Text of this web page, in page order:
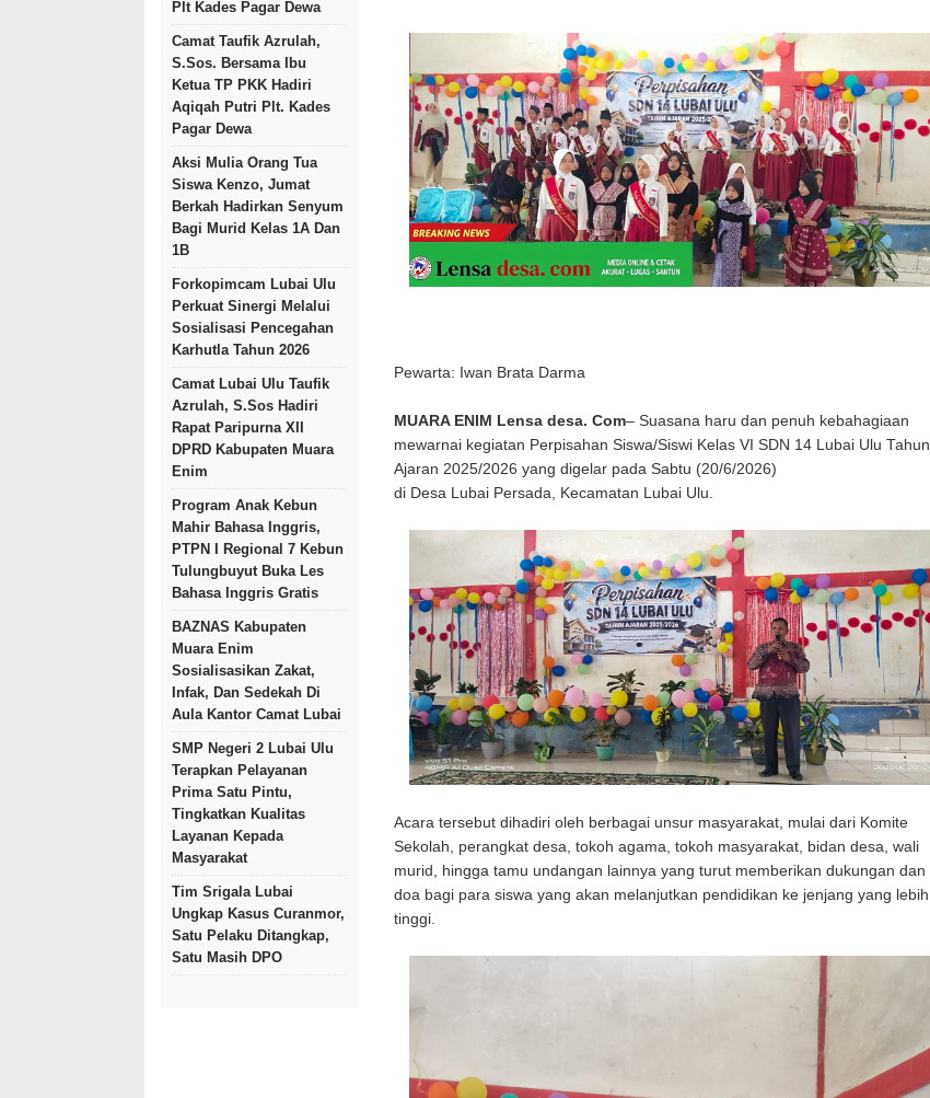
Plt Kades Pagar Dewa
Camat Taufik Azrulah,
S.Sos. Bersama Ibu
Ketua TP PKK Hadiri
Aqiqah Putri Plt. Kades
Pagar Dewa
Aksi Mulia Orang Tua
Siswa Kenzo, Jumat
Berkah Hadirkan Senyum
Bagi Murid Kelas 1A Dan
1B
Forkopimcam Lubai Ulu
Perkuat Sinergi Melalui
Sosialisasi Pencegahan
Karhutla Tahun 2026
Camat Lubai Ulu Taufik
Azrulah, S.Sos Hadiri
Rapat Paripurna XII
DPRD Kabupaten Muara
Enim
Program Anak Kebun
Mahir Bahasa Inggris,
PTPN I Regional 7 Kebun
Tulungbuyut Buka Les
Bahasa Inggris Gratis
BAZNAS Kabupaten
Muara Enim
Sosialisasikan Zakat,
Infak, Dan Sedekah Di
Aula Kantor Camat Lubai
SMP Negeri 2 Lubai Ulu
Terapkan Pelayanan
Prima Satu Pintu,
Tingkatkan Kualitas
Layanan Kepada
Masyarakat
Tim Srigala Lubai
Ungkap Kasus Curanmor,
Satu Pelaku Ditangkap,
Satu Masih DPO
Pewarta: Iwan Brata Darma
MUARA ENIM Lensa desa. Com– Suasana haru dan penuh kebahagiaan
mewarnai kegiatan Perpisahan Siswa/Siswi Kelas VI SDN 14 Lubai Ulu Tahun
Ajaran 2025/2026 yang digelar pada Sabtu (20/6/2026)
di Desa Lubai Persada, Kecamatan Lubai Ulu.
Acara tersebut dihadiri oleh berbagai unsur masyarakat, mulai dari Komite
Sekolah, perangkat desa, tokoh agama, tokoh masyarakat, bidan desa, wali
murid, hingga tamu undangan lainnya yang turut memberikan dukungan dan
doa bagi para siswa yang akan melanjutkan pendidikan ke jenjang yang lebih
tinggi.